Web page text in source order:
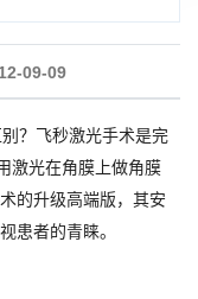
09-09
？飞秒激光手术是完
激光在角膜上做角膜
的升级高端版，其安
患者的青睐。